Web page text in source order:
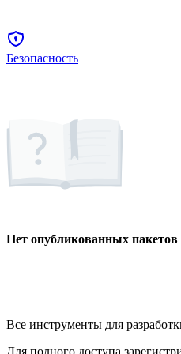
Безопасность
Нет опубликованных пакетов
Все инструменты для
Для полного доступа